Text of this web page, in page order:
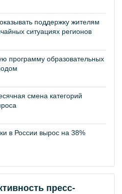
поддержку жителям
ситуациях регионов
программу образовательных
смена категорий
в России вырос на 38%
пресс-